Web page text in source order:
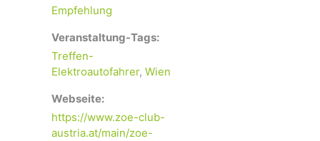
Empfehlung
Veranstaltung-Tags:
Treffen-
Elektroautofahrer, Wien
Webseite:
https://www.zoe-club-
austria.at/main/zoe-